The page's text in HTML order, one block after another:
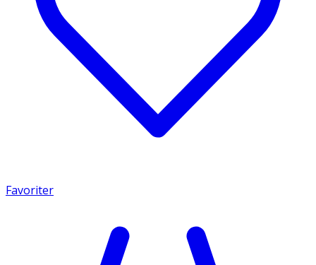
Favoriter